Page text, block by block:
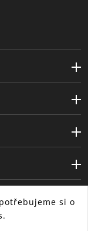
si o